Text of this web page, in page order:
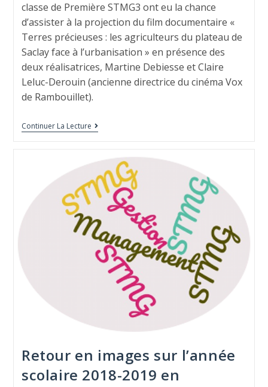
classe de Première STMG3 ont eu la chance
d’assister à la projection du film documentaire «
Terres précieuses : les agriculteurs du plateau de
Saclay face à l’urbanisation » en présence des
deux réalisatrices, Martine Debiesse et Claire
Leluc-Derouin (ancienne directrice du cinéma Vox
de Rambouillet).
Continuer La Lecture
Retour en images sur l’année
scolaire 2018-2019 en